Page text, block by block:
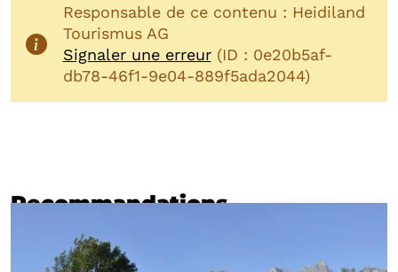
Responsable de ce contenu : Heidiland
Tourismus AG
Signaler une erreur(ID : 0e20b5af-
db78-46f1-9e04-889f5ada2044)
Recommandations